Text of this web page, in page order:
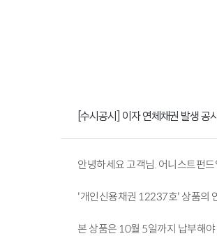
[수시공시] 이자 연체채권 발생 공시
안녕하세요 고객님. 어니스트펀드
'개인신용채권 12237호' 상품의
본 상품은 10월 5일까지 납부해